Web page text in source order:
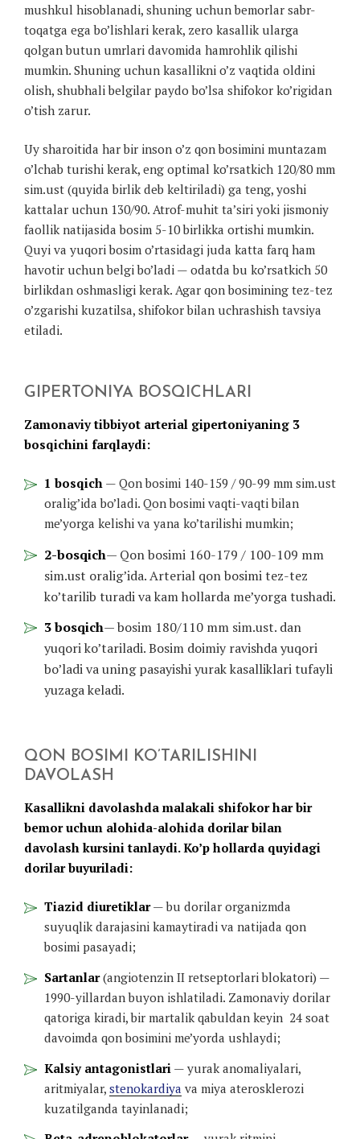
mushkul hisoblanadi, shuning uchun bemorlar sabr-
toqatga ega bo’lishlari kerak, zero kasallik ularga
qolgan butun umrlari davomida hamrohlik qilishi
mumkin. Shuning uchun kasallikni o’z vaqtida oldini
olish, shubhali belgilar paydo bo’lsa shifokor ko’rigidan
o’tish zarur.
Uy sharoitida har bir inson o’z qon bosimini muntazam
o’lchab turishi kerak, eng optimal ko’rsatkich 120/80 mm
sim.ust (quyida birlik deb keltiriladi) ga teng, yoshi
kattalar uchun 130/90. Atrof-muhit ta’siri yoki jismoniy
faollik natijasida bosim 5-10 birlikka ortishi mumkin.
Quyi va yuqori bosim o’rtasidagi juda katta farq ham
havotir uchun belgi bo’ladi — odatda bu ko’rsatkich 50
birlikdan oshmasligi kerak. Agar qon bosimining tez-tez
o’zgarishi kuzatilsa, shifokor bilan uchrashish tavsiya
etiladi.
GIPERTONIYA BOSQICHLARI
Zamonaviy tibbiyot arterial gipertoniyaning 3
bosqichini farqlaydi:
1 bosqich — Qon bosimi 140-159 / 90-99 mm sim.ust
oralig’ida bo’ladi. Qon bosimi vaqti-vaqti bilan
me’yorga kelishi va yana ko’tarilishi mumkin;
2-bosqich— Qon bosimi 160-179 / 100-109 mm
sim.ust oralig’ida. Arterial qon bosimi tez-tez
ko’tarilib turadi va kam hollarda me’yorga tushadi.
3 bosqich— bosim 180/110 mm sim.ust. dan
yuqori ko’tariladi. Bosim doimiy ravishda yuqori
bo’ladi va uning pasayishi yurak kasalliklari tufayli
yuzaga keladi.
QON BOSIMI KO’TARILISHINI
DAVOLASH
Kasallikni davolashda malakali shifokor har bir
bemor uchun alohida-alohida dorilar bilan
davolash kursini tanlaydi. Ko’p hollarda quyidagi
dorilar buyuriladi:
Tiazid diuretiklar— bu dorilar organizmda
suyuqlik darajasini kamaytiradi va natijada qon
bosimi pasayadi;
Sartanlar(angiotenzin II retseptorlari blokatori) —
1990-yillardan buyon ishlatiladi. Zamonaviy dorilar
qatoriga kiradi, bir martalik qabuldan keyin 24 soat
davoimda qon bosimini me’yorda ushlaydi;
Kalsiy antagonistlari — yurak anomaliyalari,
aritmiyalar, stenokardiya va miya aterosklerozi
kuzatilganda tayinlanadi;